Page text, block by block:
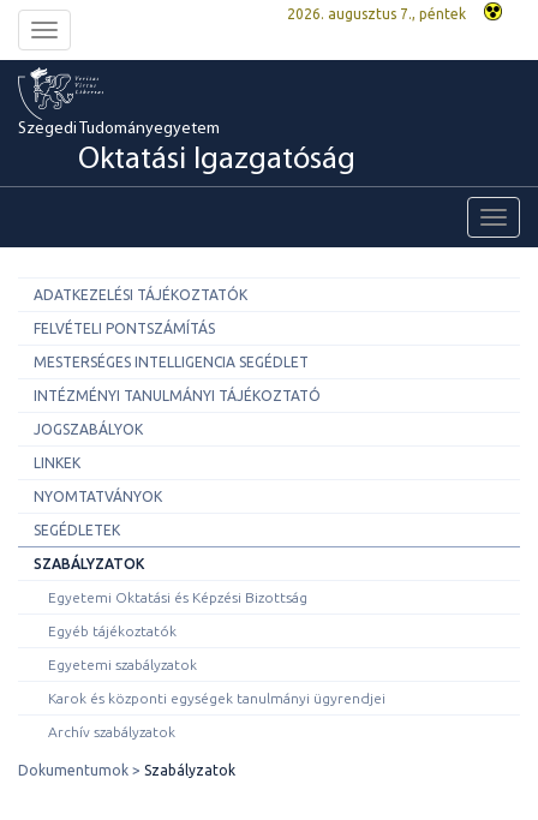
Toggle
navigation
2026. augusztus 7., péntek
Szegedi Tudományegyetem
Oktatási Igazgatóság
ADATKEZELÉSI TÁJÉKOZTATÓK
FELVÉTELI PONTSZÁMÍTÁS
MESTERSÉGES INTELLIGENCIA SEGÉDLET
INTÉZMÉNYI TANULMÁNYI TÁJÉKOZTATÓ
JOGSZABÁLYOK
LINKEK
NYOMTATVÁNYOK
SEGÉDLETEK
SZABÁLYZATOK
Egyetemi Oktatási és Képzési Bizottság
Egyéb tájékoztatók
Egyetemi szabályzatok
Karok és központi egységek tanulmányi ügyrendjei
Archív szabályzatok
Dokumentumok Szabályzatok